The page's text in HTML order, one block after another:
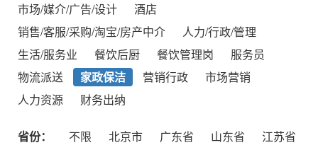
市场/媒介/广告/设计
酒店
销售/客服/采购/淘宝/房产中介
人力/行政/管理
生活/服务业
餐饮后厨 餐饮管理岗
服务员
物流派送
家政保洁 营销行政
市场营销
人力资源
财务出纳
省份： 不限 北京市 广东省 山东省
江苏省